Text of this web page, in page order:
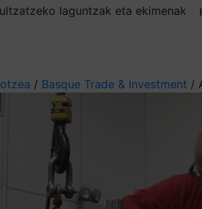
laguntzak eta ekimenak
/ Basque Trade & Investment /